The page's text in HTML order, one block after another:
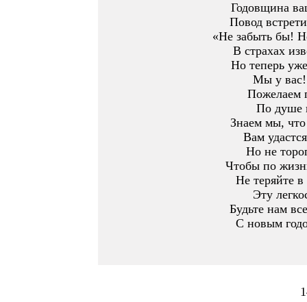
Годовщина
Повод
«Не забыть бы!
В страхах
Но теперь
Мы у
Пожелаем
По душе
Знаем мы,
Вам
Но не
Чтобы по
Не теряйте
Эту
Будьте нам
С новым